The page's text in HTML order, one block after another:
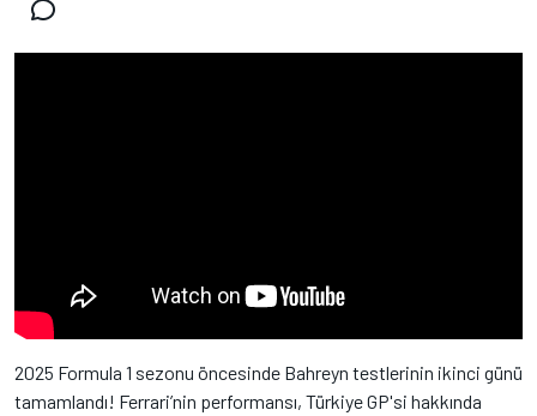
2025 Formula 1 sezonu öncesinde Bahreyn testlerinin ikinci günü
tamamlandı! Ferrari’nin performansı, Türkiye GP'si hakkında